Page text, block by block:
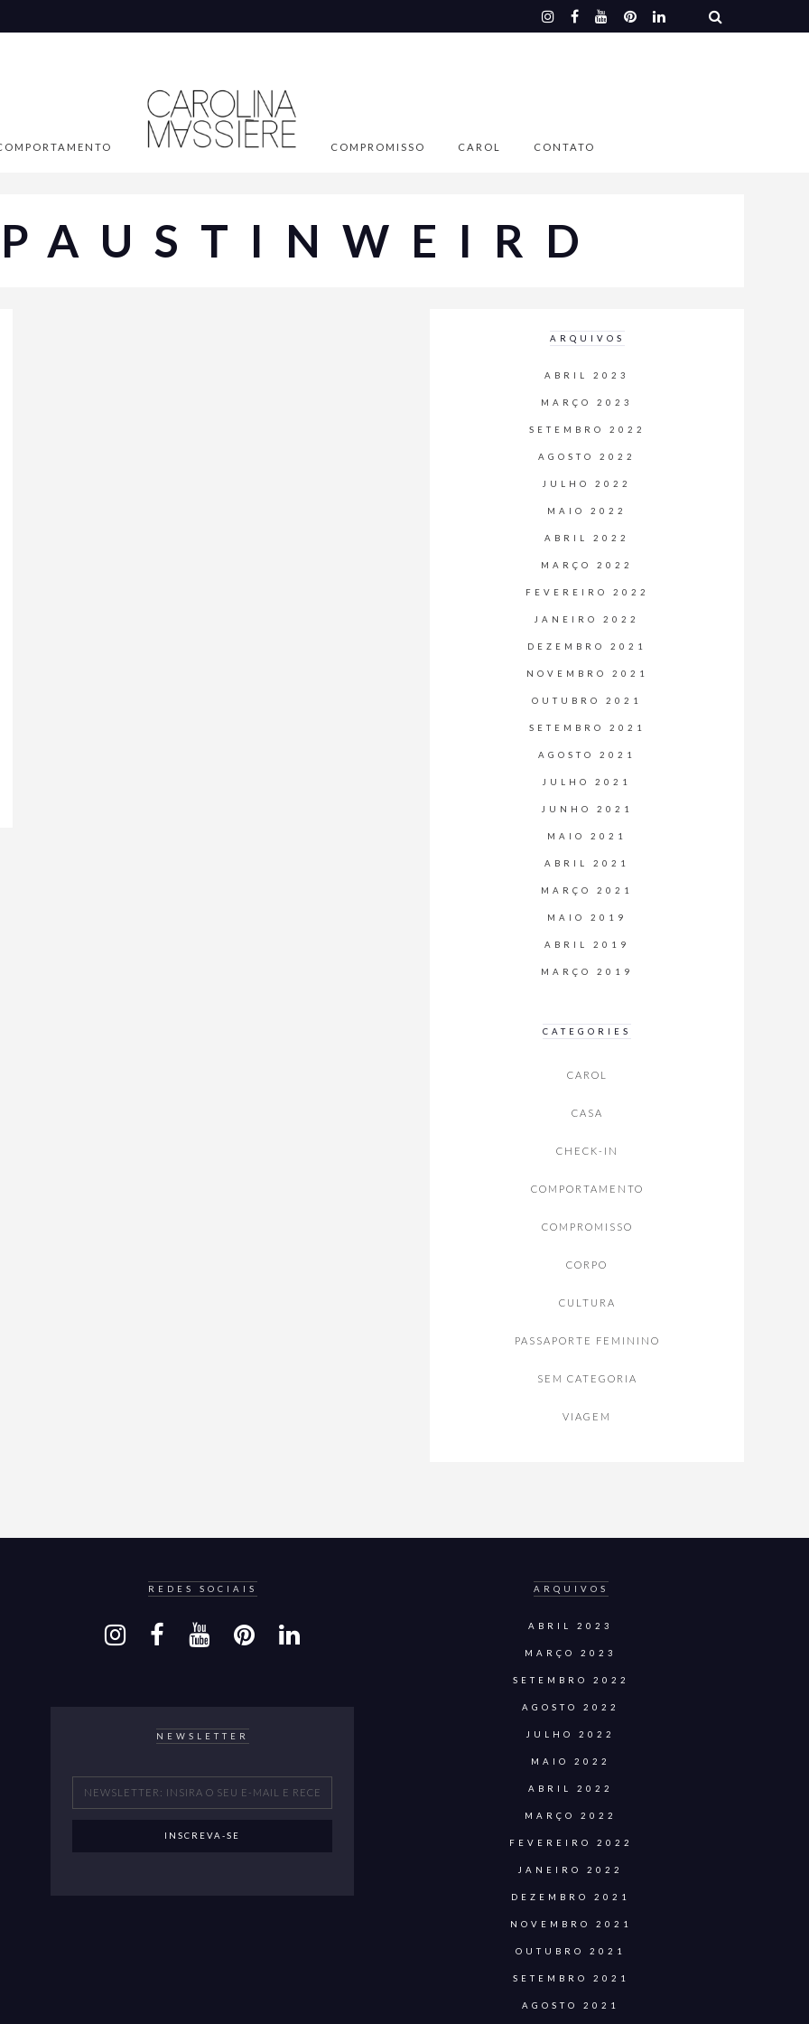
COMPROMISSO CAROL CONTATO
ARQUIVOS
ABRIL 2023
MARÇO 2023
SETEMBRO 2022
AGOSTO 2022
JULHO 2022
MAIO 2022
ABRIL 2022
MARÇO 2022
FEVEREIRO 2022
JANEIRO 2022
DEZEMBRO 2021
NOVEMBRO 2021
OUTUBRO 2021
SETEMBRO 2021
AGOSTO 2021
JULHO 2021
JUNHO 2021
MAIO 2021
ABRIL 2021
MARÇO 2021
MAIO 2019
ABRIL 2019
MARÇO 2019
CATEGORIES
CAROL
CASA
CHECK-IN
COMPORTAMENTO
COMPROMISSO
CORPO
CULTURA
PASSAPORTE FEMININO
SEM CATEGORIA
VIAGEM
REDES SOCIAIS
NEWSLETTER
ARQUIVOS
ABRIL 2023
MARÇO 2023
SETEMBRO 2022
AGOSTO 2022
JULHO 2022
MAIO 2022
ABRIL 2022
MARÇO 2022
FEVEREIRO 2022
JANEIRO 2022
DEZEMBRO 2021
NOVEMBRO 2021
OUTUBRO 2021
SETEMBRO 2021
AGOSTO 2021